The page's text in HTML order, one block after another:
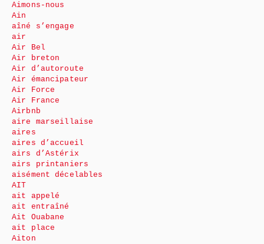
Aimons-nous
Ain
aîné s’engage
air
Air Bel
Air breton
Air d’autoroute
Air émancipateur
Air Force
Air France
Airbnb
aire marseillaise
aires
aires d’accueil
airs d’Astérix
airs printaniers
aisément décelables
AIT
ait appelé
ait entraîné
Ait Ouabane
ait place
Aiton